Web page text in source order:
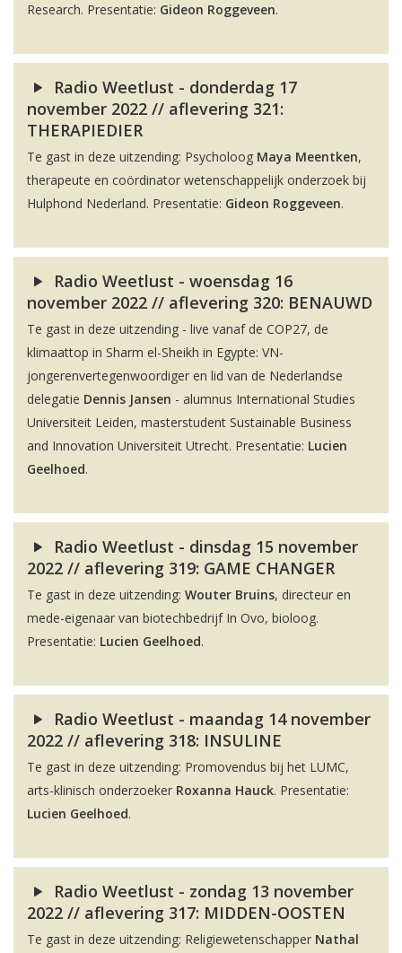
Research. Presentatie: Gideon Roggeveen.
Radio Weetlust - donderdag 17
november 2022 // aflevering 321:
THERAPIEDIER
Te gast in deze uitzending: Psycholoog Maya Meentken,
therapeute en coördinator wetenschappelijk onderzoek bij
Hulphond Nederland. Presentatie: Gideon Roggeveen.
Radio Weetlust - woensdag 16
november 2022 // aflevering 320: BENAUWD
Te gast in deze uitzending - live vanaf de COP27, de
klimaattop in Sharm el-Sheikh in Egypte: VN-
jongerenvertegenwoordiger en lid van de Nederlandse
delegatie Dennis Jansen - alumnus International Studies
Universiteit Leiden, masterstudent Sustainable Business
and Innovation Universiteit Utrecht. Presentatie: Lucien
Geelhoed.
Radio Weetlust - dinsdag 15 november
2022 // aflevering 319: GAME CHANGER
Te gast in deze uitzending: Wouter Bruins, directeur en
mede-eigenaar van biotechbedrijf In Ovo, bioloog.
Presentatie: Lucien Geelhoed.
Radio Weetlust - maandag 14 november
2022 // aflevering 318: INSULINE
Te gast in deze uitzending: Promovendus bij het LUMC,
arts-klinisch onderzoeker Roxanna Hauck. Presentatie:
Lucien Geelhoed.
Radio Weetlust - zondag 13 november
2022 // aflevering 317: MIDDEN-OOSTEN
Te gast in deze uitzending: Religiewetenschapper Nathal